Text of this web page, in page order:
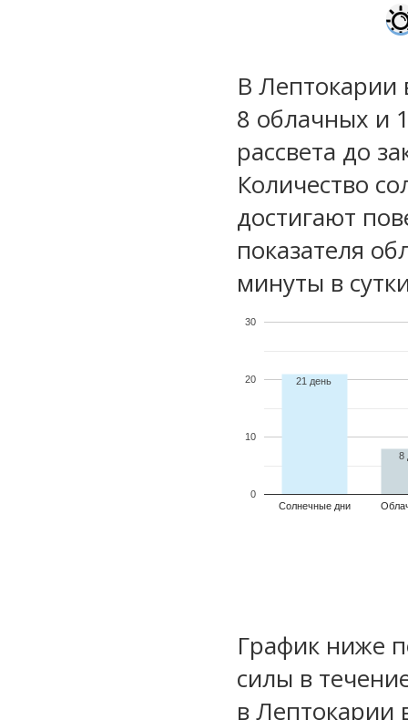
В Лептокарии
8 облачных и
рассвета до
Количество
достигают
показателя
минуты в
Солнечные дни
0
10
20
30
21 день
8
График ниже
силы в
в Лептокарии